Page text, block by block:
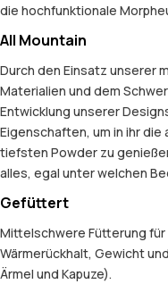
die hochfunktionale
All Mountain
Durch den Einsatz unserer
Materialien und dem
Entwicklung unserer
Eigenschaften, um in ihr
tiefsten Powder zu
alles, egal unter welchen
Gefüttert
Mittelschwere Fütterung
Wärmerückhalt, Gewicht
Ärmel und Kapuze).